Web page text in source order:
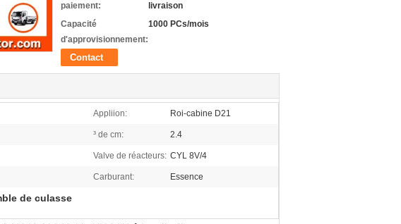
paiement:
livraison
Capacité
d'approvisionnement:
1000 PCs/mois
Contact
Appliion: Roi-cabine D21
³ de cm: 2.4
Valve de réacteurs: CYL 8V/4
Carburant: Essence
de culasse